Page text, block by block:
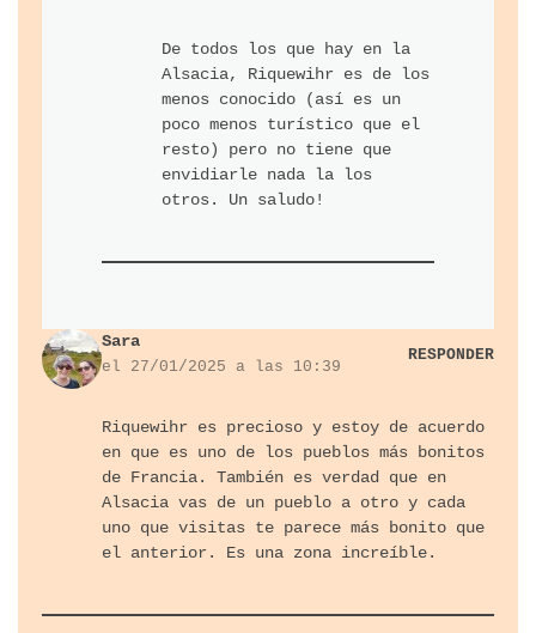
De todos los que hay en la
Alsacia, Riquewihr es de los
menos conocido (así es un
poco menos turístico que el
resto) pero no tiene que
envidiarle nada la los
otros. Un saludo!
Sara
el 27/01/2025 a las 10:39
RESPONDER
Riquewihr es precioso y estoy de acuerdo
en que es uno de los pueblos más bonitos
de Francia. También es verdad que en
Alsacia vas de un pueblo a otro y cada
uno que visitas te parece más bonito que
el anterior. Es una zona increíble.